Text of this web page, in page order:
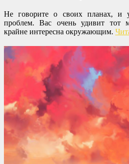
Не говорите о своих планах, и
проблем. Вас очень удивит тот
крайне интересна окружающим.